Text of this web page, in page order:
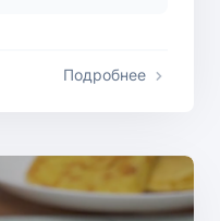
Подробнее